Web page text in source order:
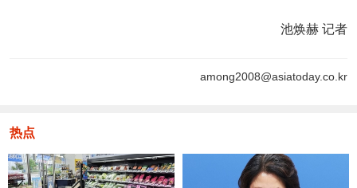
池焕赫 记者
among2008@asiatoday.co.kr
热点